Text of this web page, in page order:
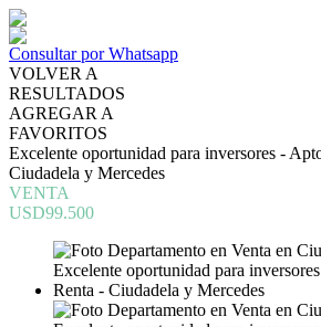
Consultar por Whatsapp
VOLVER A
RESULTADOS
AGREGAR A
FAVORITOS
Excelente oportunidad para inversores -
Ciudadela y Mercedes
VENTA
USD99.500